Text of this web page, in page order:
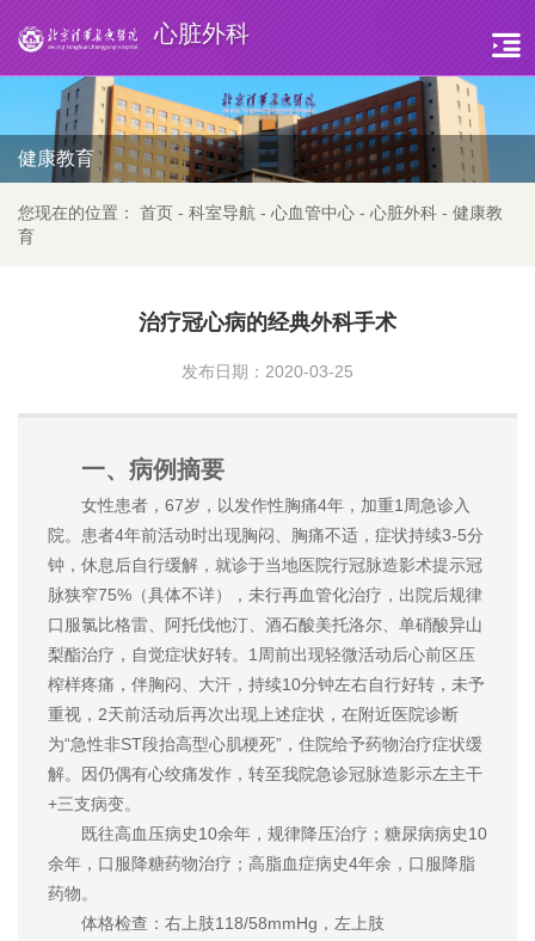
心脏外科
健康教育
您现在的位置： 首页 - 科室导航 - 心血管中心 - 心脏外科 - 健康教
育
治疗冠心病的经典外科手术
发布日期：2020-03-25
一、病例摘要
女性患者，67岁，以发作性胸痛4年，加重1周急诊入
院。患者4年前活动时出现胸闷、胸痛不适，症状持续3-5分
钟，休息后自行缓解，就诊于当地医院行冠脉造影术提示冠
脉狭窄75%（具体不详），未行再血管化治疗，出院后规律
口服氯比格雷、阿托伐他汀、酒石酸美托洛尔、单硝酸异山
梨酯治疗，自觉症状好转。1周前出现轻微活动后心前区压
榨样疼痛，伴胸闷、大汗，持续10分钟左右自行好转，未予
重视，2天前活动后再次出现上述症状，在附近医院诊断
为“急性非ST段抬高型心肌梗死”，住院给予药物治疗症状缓
解。因仍偶有心绞痛发作，转至我院急诊冠脉造影示左主干
+三支病变。
既往高血压病史10余年，规律降压治疗；糖尿病病史10
余年，口服降糖药物治疗；高脂血症病史4年余，口服降脂
药物。
体格检查：右上肢118/58mmHg，左上肢